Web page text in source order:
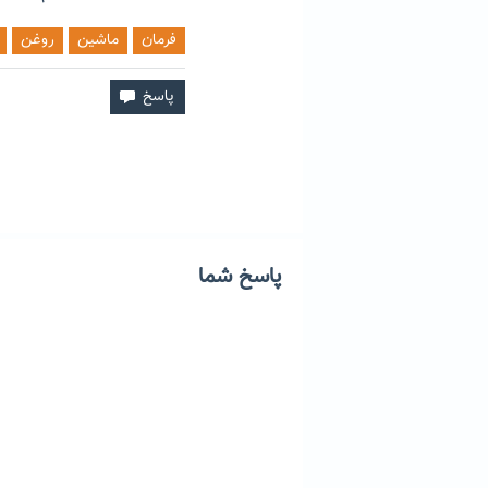
فرمان ماشین روغن
پاسخ شما